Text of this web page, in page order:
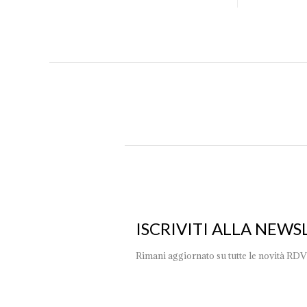
ISCRIVITI ALLA
Rimani aggiornato su tutte le novità RDV